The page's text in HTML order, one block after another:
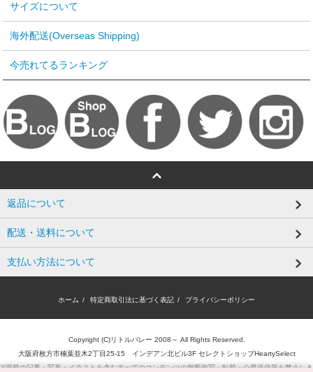
サイズについて
海外配送(Overseas Shipping)
今売れてるランキング
返品について
配送・送料について
支払い方法について
ホーム / 特定商取引法に基づく表記 / プライバシーポリシー
Copyright (C)リトルバレー 2008～ All Rights Reserved.
大阪府枚方市楠葉並木2丁目25-15 インデアン北ビル3F セレクトショップHeartySelect
※掲載の記事・写真・イラストを含むすべてのコンテンツの無断複写・転載・公衆送信等を禁止しま